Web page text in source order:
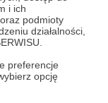
i ich
podmioty
działalności,
preferencje
opcję
RP